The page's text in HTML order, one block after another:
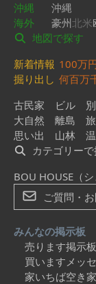
沖縄
沖縄
海外
豪州北米
地図で探す
新着情報 100万
掘り出し 何百万
古民家
ビル
大自然
離島
思い出
山林
カテゴリー
BOU HOUSE（シ
ご質問・
みんなの掲示板
売ります掲示板
買いますメッ
家いちば空き